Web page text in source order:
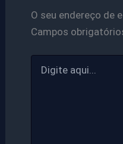
O seu endereço de
Campos
aqui...